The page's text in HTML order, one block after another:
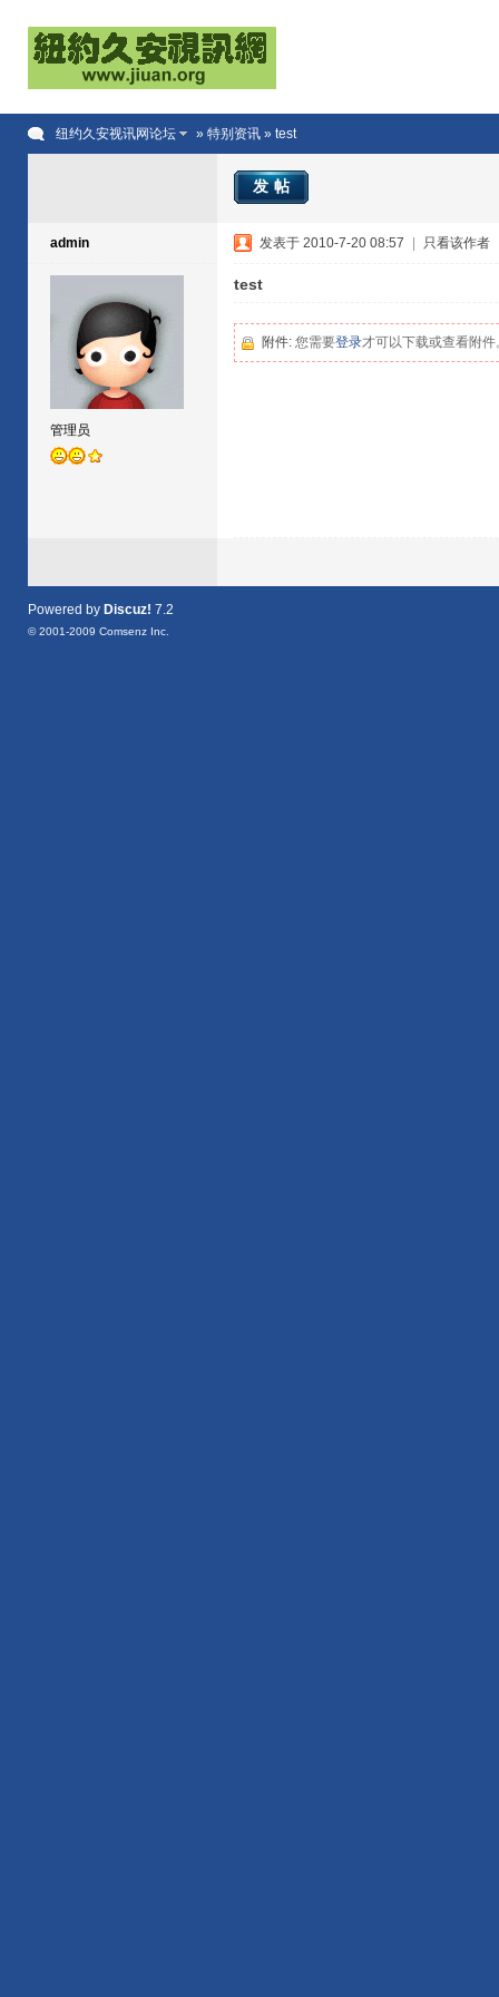
纽约久安视讯网论坛 » 特别资讯» test
发帖
admin
管理员
发表于 2010-7-20 08:57 只看该作者
test
附件: 您需要登录才可以下载或查看附
Powered by Discuz! 7.2
© 2001-2009 Comsenz Inc.